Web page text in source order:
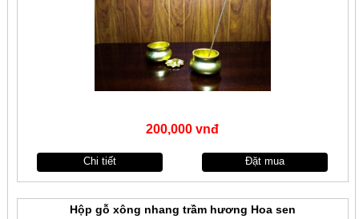
200,000 vnđ
Chi tiết Đặt mua
Hộp gỗ xông nhang trầm hương Hoa sen